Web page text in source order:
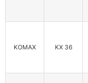
KOMAX KX 36